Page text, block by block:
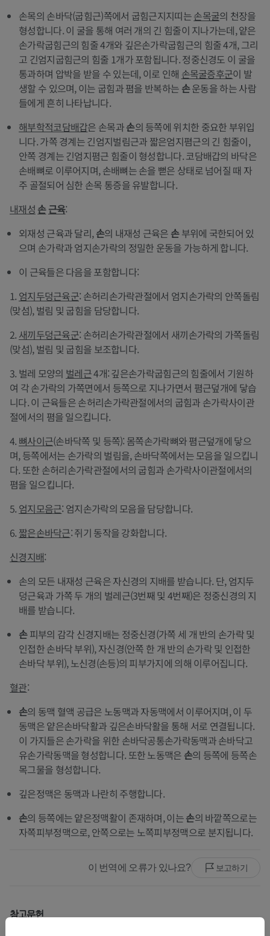
손목의 손바닥(굽힘근)쪽에서 굽힘근지지띠는손목굴의 천장을
형성합니다. 이 굴을 통해 여러 개의 긴 힘줄이 지나가는데, 얕은
손가락굽힘근의 힘줄 4개와 깊은손가락굽힘근의 힘줄 4개, 그리
고 긴엄지굽힘근의 힘줄 1개가 포함됩니다. 정중신경도 이 굴을
통과하며 압박을 받을 수 있는데, 이로 인해 손목굴증후군이 발
생할 수 있으며, 이는 굽힘과 폄을 반복하는 손운동을 하는 사람
들에게 흔히 나타납니다.
해부학적코담배갑은 손목과손의 등쪽에 위치한 중요한 부위입
니다. 가쪽 경계는 긴엄지벌림근과 짧은엄지폄근의 긴 힘줄이,
안쪽 경계는 긴엄지폄근 힘줄이 형성합니다. 코담배갑의 바닥은
손배뼈로 이루어지며, 손배뼈는 손을 뻗은 상태로 넘어질 때 자
주 골절되어 심한 손목 통증을 유발합니다.
내재성 손근육:
외재성 근육과 달리,손의 내재성 근육은 손부위에 국한되어 있
으며 손가락과 엄지손가락의 정밀한 운동을 가능하게 합니다.
이 근육들은 다음을 포함합니다:
1. 엄지두덩근육군: 손허리손가락관절에서 엄지손가락의 안쪽돌림
(맞섬), 벌림 및 굽힘을 담당합니다.
2. 새끼두덩근육군: 손허리손가락관절에서 새끼손가락의 가쪽돌림
(맞섬), 벌림 및 굽힘을 보조합니다.
3. 벌레 모양의 벌레근4개: 깊은손가락굽힘근의 힘줄에서 기원하
여 각 손가락의 가쪽면에서 등쪽으로 지나가면서 폄근덮개에 닿습
니다. 이 근육들은 손허리손가락관절에서의 굽힘과 손가락사이관
절에서의 폄을 일으킵니다.
4. 뼈사이근(손바닥쪽 및 등쪽): 몸쪽손가락뼈와 폄근덮개에 닿으
며, 등쪽에서는 손가락의 벌림을, 손바닥쪽에서는 모음을 일으킵니
다. 또한 손허리손가락관절에서의 굽힘과 손가락사이관절에서의
폄을 일으킵니다.
5. 엄지모음근: 엄지손가락의 모음을 담당합니다.
6. 짧은손바닥근: 쥐기 동작을 강화합니다.
신경지배:
손의 모든 내재성 근육은 자신경의 지배를 받습니다. 단, 엄지두
덩근육과 가쪽 두 개의 벌레근(3번째 및 4번째)은 정중신경의 지
배를 받습니다.
손피부의 감각 신경지배는 정중신경(가쪽 세 개 반의 손가락 및
인접한 손바닥 부위), 자신경(안쪽 한 개 반의 손가락 및 인접한
손바닥 부위), 노신경(손등)의 피부가지에 의해 이루어집니다.
혈관:
손의 동맥 혈액 공급은 노동맥과 자동맥에서 이루어지며, 이 두
동맥은 얕은손바닥활과 깊은손바닥활을 통해 서로 연결됩니다.
이 가지들은 손가락을 위한 손바닥공통손가락동맥과 손바닥고
유손가락동맥을 형성합니다. 또한 노동맥은 손의 등쪽에 등쪽손
목그물을 형성합니다.
깊은정맥은 동맥과 나란히 주행합니다.
손의 등쪽에는 얕은정맥활이 존재하며, 이는손의 바깥쪽으로는
자쪽피부정맥으로, 안쪽으로는 노쪽피부정맥으로 분지됩니다.
이 번역에 오류가 있나요? 보고하기
참고문헌